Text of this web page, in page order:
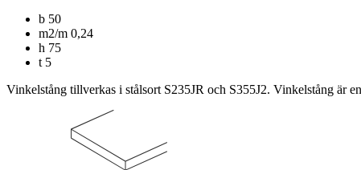
b 50
m2/m 0,24
h 75
t 5
Vinkelstång tillverkas i stålsort S235JR och S355J2. Vinkelstång är